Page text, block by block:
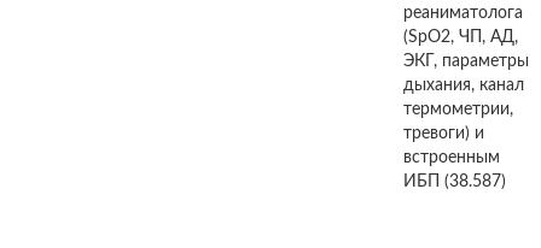
реаниматолога
(SpO2, ЧП, АД,
ЭКГ, параметры
дыхания, канал
термометрии,
тревоги) и
встроенным
ИБП (38.587)